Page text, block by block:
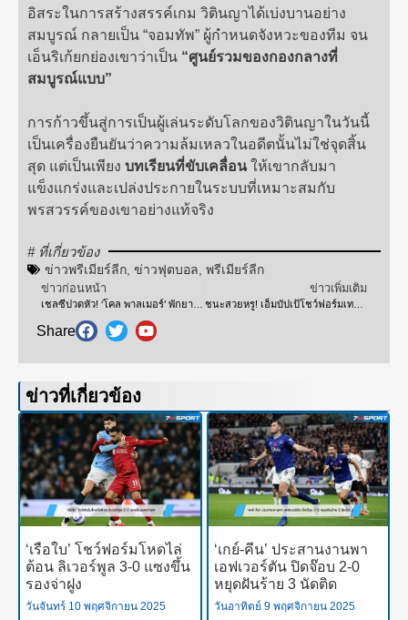
Share
อิสระในการสร้างสรรค์เกม วิตินญาได้เบ่งบานอย่าง
สมบูรณ์ กลายเป็น “จอมทัพ” ผู้กำหนดจังหวะของทีม จน
เอ็นริเก้ยกย่องเขาว่าเป็น “ศูนย์รวมของกองกลางที่
สมบูรณ์แบบ”
การก้าวขึ้นสู่การเป็นผู้เล่นระดับโลกของวิตินญาในวันนี้
เป็นเครื่องยืนยันว่าความล้มเหลวในอดีตนั้นไม่ใช่จุดสิ้น
สุด แต่เป็นเพียง บทเรียนที่ขับเคลื่อนให้เขากลับมา
แข็งแกร่งและเปล่งประกายในระบบที่เหมาะสมกับ
พรสวรรค์ของเขาอย่างแท้จริง
# ที่เกี่ยวข้อง
ข่าวพรีเมียร์ลีก ข่าวฟุตบอล พรีเมียร์ลีก
ข่าวก่อนหน้า ข่าวเพิ่มเติม
ชนะสวยหรู! เอ็มบัปเป้โชว์ฟอร์มเทพยิงต่อเนื่อง 10 นัด
ข่าวที่เกี่ยวข้อง
‘เรือใบ’ โชว์ฟอร์มโหดไล่
ต้อน ลิเวอร์พูล 3-0 แซงขึ้น
รองจ่าฝูง
วันจันทร์ 10 พฤศจิกายน 2025
‘เกย์-คีน’ ประสานงานพา
เอฟเวอร์ตัน ปิดจ๊อบ 2-0
หยุดฝันร้าย 3 นัดติด
วันอาทิตย์ 9 พฤศจิกายน 2025